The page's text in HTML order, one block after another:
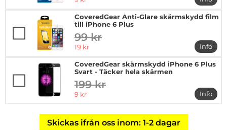
mer
CoveredGear Anti-Glare skärmskydd film
till iPhone 6 Plus
tidigare pris
99 kr
rea pris
19 kr
Info
mer
CoveredGear skärmskydd iPhone 6 Plus
Svart - Täcker hela skärmen
tidigare pris
199 kr
rea pris
9 kr
Info
mer
Skickas ifrån oss inom: 1-2 dagar